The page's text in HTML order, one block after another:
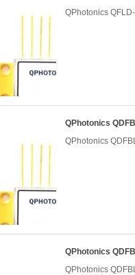
QPhotonics
QPhotonics
QPhotonics
QPhotonics
QPhotonics